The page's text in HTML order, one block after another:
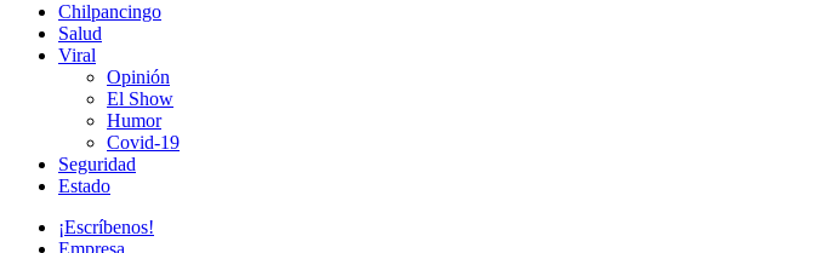
Chilpancingo
Salud
Viral
Opinión
El Show
Humor
Covid-19
Seguridad
Estado
¡Escríbenos!